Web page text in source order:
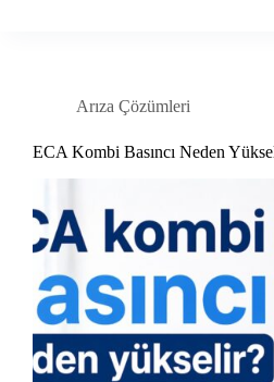
Arıza Çözümleri
ECA Kombi Basıncı Neden